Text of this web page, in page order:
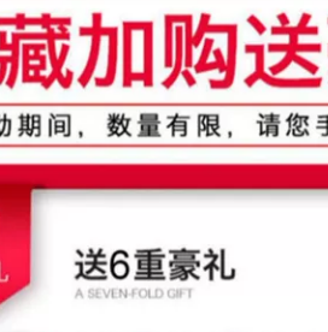
Thiết Bị Hoàn Chỉnh
Bàn bàn ghế gấp
ghế gấp gọn
363,000
ghế nằm gấp gọn Đô
Thị Sóng Ngoài Trời
Ghế Gấp Di Động
Thiết Bị Đánh Cá
Ghế Phân Nghệ Sĩ
Phác Thảo Ghế Gấp
ghế ngủ gấp gọn
289,000